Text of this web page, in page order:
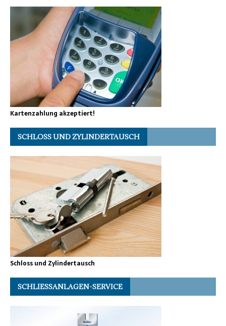
Kartenzahlung akzeptiert!
SCHLOSS UND ZYLINDERTAUSCH
Schloss und Zylindertausch
SCHLIESSANLAGEN-SERVICE